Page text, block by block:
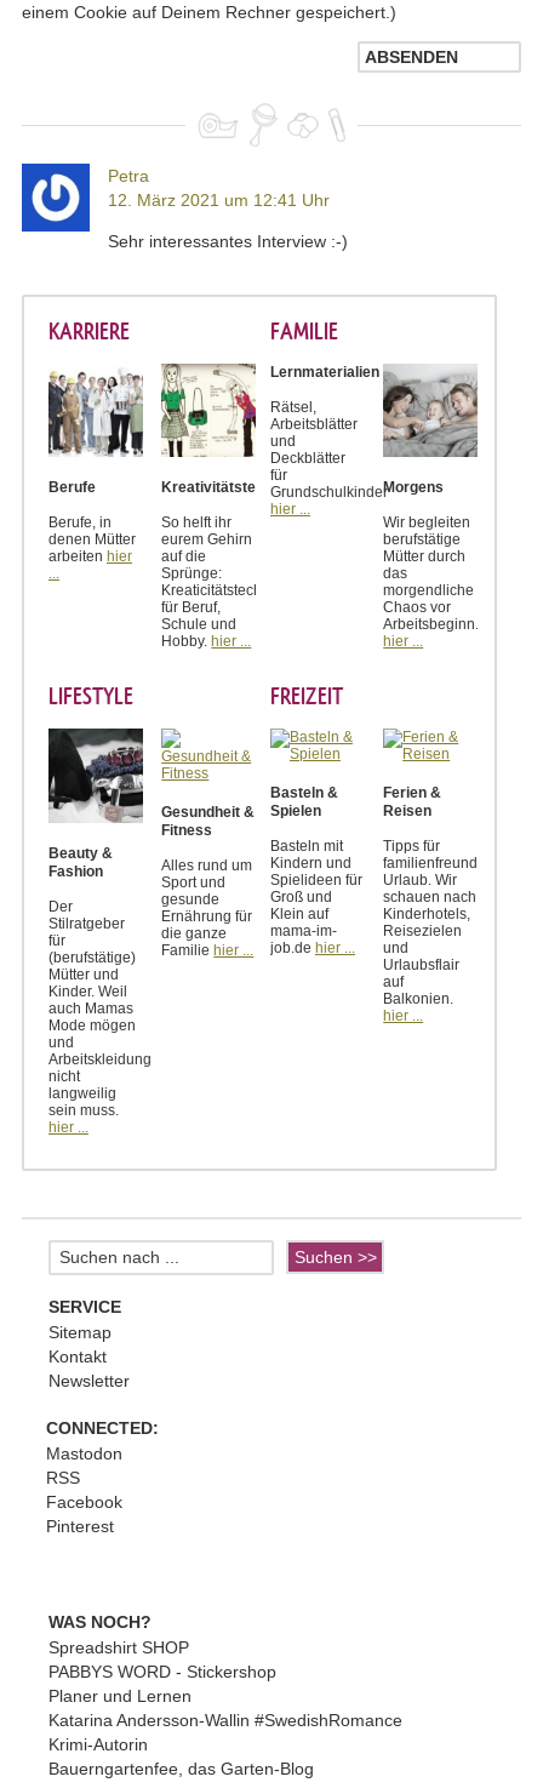
einem Cookie auf Deinem Rechner gespeichert.)
Petra
12. März 2021 um 12:41 Uhr
Sehr interessantes Interview :-)
KARRIERE
Berufe
Berufe, in
denen Mütter
arbeiten hier
...
Kreativitätstechniken
So helft ihr
eurem Gehirn
auf die
Sprünge:
Kreaticitätstechniken
für Beruf,
Schule und
Hobby. hier ...
FAMILIE
Lernmaterialien
Rätsel,
Arbeitsblätter
und
Deckblätter
für
Grundschulkinder
hier ...
Morgens
Wir begleiten
berufstätige
Mütter durch
das
morgendliche
Chaos vor
Arbeitsbeginn.
hier ...
LIFESTYLE
Beauty &
Fashion
Der
Stilratgeber
für
(berufstätige)
Mütter und
Kinder. Weil
auch Mamas
Mode mögen
und
Arbeitskleidung
nicht
langweilig
sein muss.
hier ...
Gesundheit &
Fitness
Alles rund um
Sport und
gesunde
Ernährung für
die ganze
Familie hier ...
FREIZEIT
Basteln &
Spielen
Basteln mit
Kindern und
Spielideen für
Groß und
Klein auf
mama-im-
job.de hier ...
Ferien &
Reisen
Tipps für
familienfreundlichen
Urlaub. Wir
schauen nach
Kinderhotels,
Reisezielen
und
Urlaubsflair
auf
Balkonien.
hier ...
SERVICE
Sitemap
Kontakt
Newsletter
CONNECTED:
Mastodon
RSS
Facebook
Pinterest
WAS NOCH?
Spreadshirt SHOP
PABBYS WORD - Stickershop
Planer und Lernen
Katarina Andersson-Wallin #SwedishRomance
Krimi-Autorin
Bauerngartenfee, das Garten-Blog